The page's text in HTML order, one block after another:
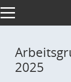
Toggle navigation
2025